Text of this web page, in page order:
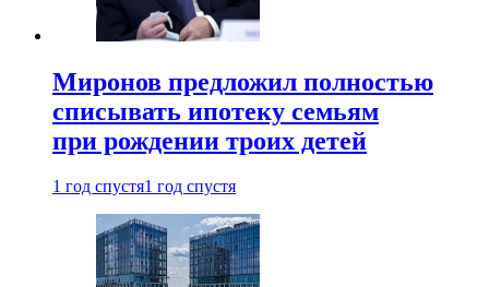
Миронов предложил полностью
списывать ипотеку семьям
при рождении троих детей
1 год спустя1 год спустя